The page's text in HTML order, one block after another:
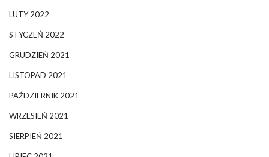
LUTY 2022
STYCZEŃ 2022
GRUDZIEŃ 2021
LISTOPAD 2021
PAŹDZIERNIK 2021
WRZESIEŃ 2021
SIERPIEŃ 2021